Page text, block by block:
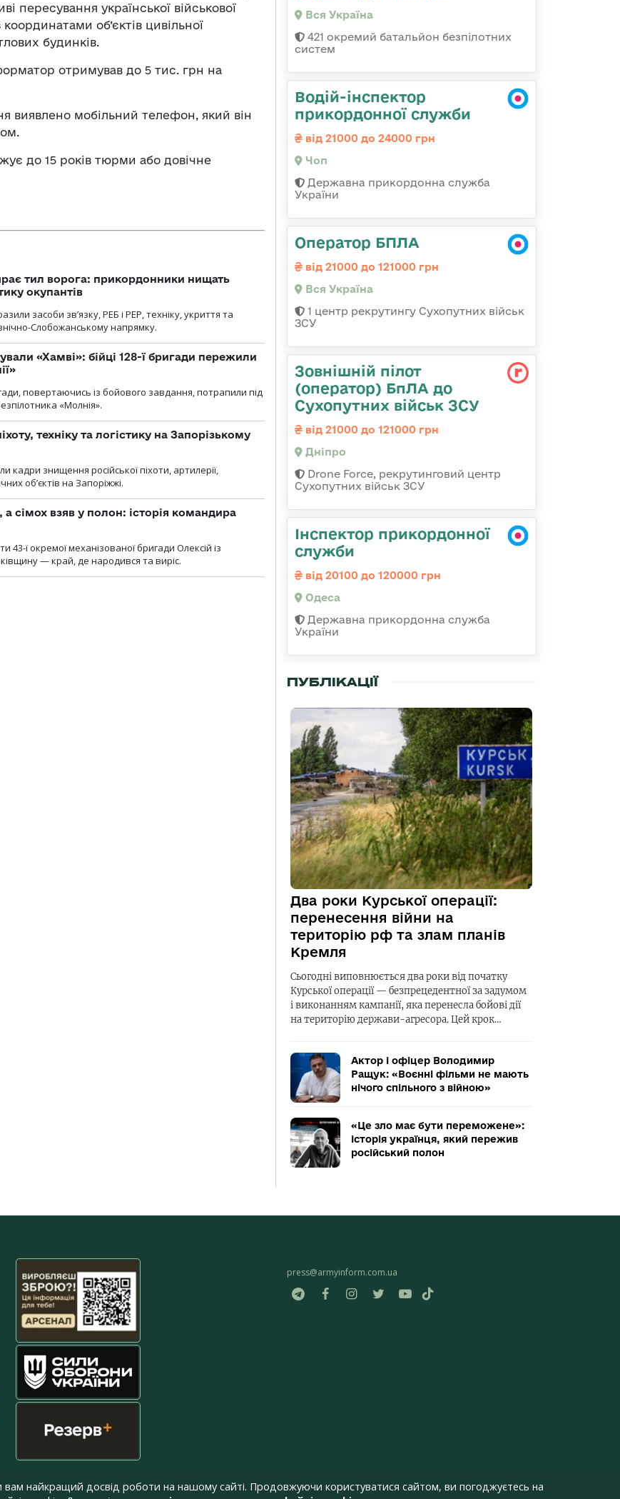
пересування української військової
об’єктів цивільної
будинків.
отримував до 5 тис. грн на
виявлено мобільний телефон, який він
до 15 років тюрми або довічне
тил ворога: прикордонники нищать
окупантів
засоби зв’язку, РЕБ і РЕР, техніку, укриття та
Слобожанському напрямку.
«Хамві»: бійці 128-ї бригади пережили
повертаючись із бойового завдання, потрапили під
«Молнія».
техніку та логістику на Запорізькому
кадри знищення російської піхоти, артилерії,
об’єктів на Запоріжжі.
сімох взяв у полон: історія командира
43-ї окремої механізованої бригади Олексій із
— край, де народився та виріс.
Вся Україна
421 окремий батальйон безпілотних
систем
Водій-інспектор
прикордонної служби
від 21000 до 24000 грн
Чоп
Державна прикордонна служба
України
Оператор БПЛА
від 21000 до 121000 грн
Вся Україна
1 центр рекрутингу Сухопутних військ
ЗСУ
Зовнішній пілот
(оператор) БпЛА до
Сухопутних військ ЗСУ
від 21000 до 121000 грн
Дніпро
Drone Force, рекрутинговий центр
Сухопутних військ ЗСУ
Інспектор прикордонної
служби
від 20100 до 120000 грн
Одеса
Державна прикордонна служба
України
ПУБЛІКАЦІЇ
Два роки Курської операції:
перенесення війни на
територію рф та злам планів
Кремля
Сьогодні виповнюється два роки від початку
Курської операції — безпрецедентної за задумом
і виконанням кампанії, яка перенесла бойові дії
на територію держави-агресора. Цей крок…
Актор і офіцер Володимир
Ращук: «Воєнні фільми не мають
нічого спільного з війною»
«Це зло має бути переможене»:
історія українця, який пережив
російський полон
press@armyinform.com.ua
найкращий досвід роботи на нашому сайті. Продовжуючи користуватися сайтом, ви погоджуєтесь на